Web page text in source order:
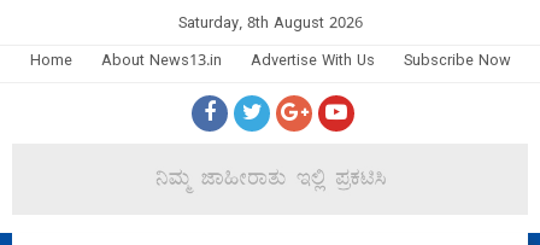
Saturday, 8th August 2026
Home
About News13.in Advertise With Us Subscribe Now